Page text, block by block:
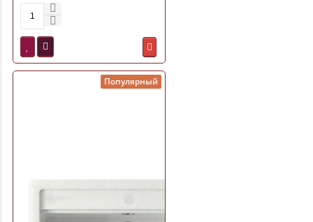
Популярный